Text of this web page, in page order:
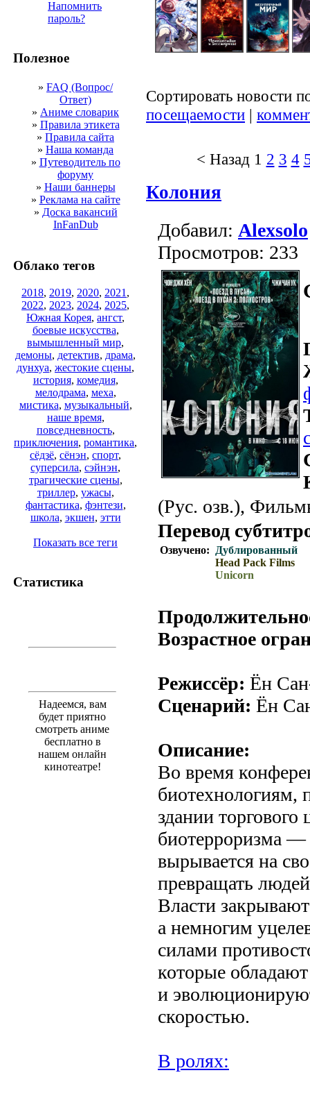
Напомнить
пароль?
Полезное
» FAQ (Вопрос/
Ответ)
» Аниме словарик
» Правила этикета
» Правила сайта
» Наша команда
» Путеводитель по
форуму
» Наши баннеры
» Реклама на сайте
» Доска вакансий
InFanDub
Облако тегов
2018, 2019, 2020, 2021 ,
2022, 2023, 2024, 2025,
Южная Корея, ангст,
боевые искусства,
вымышленный мир,
демоны, детектив, драма,
дунхуа, жестокие сцены,
история, комедия,
мелодрама, меха,
мистика, музыкальный,
наше время,
повседневность,
приключения, романтика,
сёдзё, сёнэн, спорт,
суперсила, сэйнэн,
трагические сцены,
триллер, ужасы,
фантастика, фэнтези,
школа, экшен, этти
Показать все теги
Статистика
Надеемся, вам
будет приятно
смотреть аниме
бесплатно в
нашем онлайн
кинотеатре!
Сортировать новости
посещаемости |
< Назад 1 2 3 4
Колония
Добавил: Alexsolo
Просмотров: 233
(Рус. озв.),
Перевод
Озвучено:
Дублированный
Head Pack Films
Unicorn
Возрастное
Режиссёр: Ён
Сценарий: Ён
Описание:
Во время
биотехнологиям,
здании торгового
биотерроризма
вырывается на
превращать
Власти
а немногим
силами
которые
и
скоростью.
В ролях: